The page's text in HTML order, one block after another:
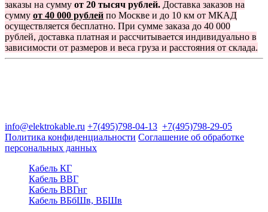
заказы на сумму от 20 тысяч рублей. Доставка заказов на
сумму от 40 000 рублей по Москве и до 10 км от МКАД
осуществляется бесплатно. При сумме заказа до 40 000
рублей, доставка платная и рассчитывается индивидуально в
зависимости от размеров и веса груза и расстояния от склада.
info@elektrokable.ru +7(495)798-04-13 +7(495)798-29-05
Политика конфиденциальности Соглашение об обработке
персональных данных
Кабель КГ
Кабель ВВГ
Кабель ВВГнг
Кабель ВБбШв, ВБШв